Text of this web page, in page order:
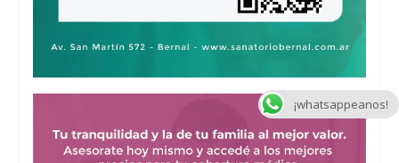
¡whatsappeanos!